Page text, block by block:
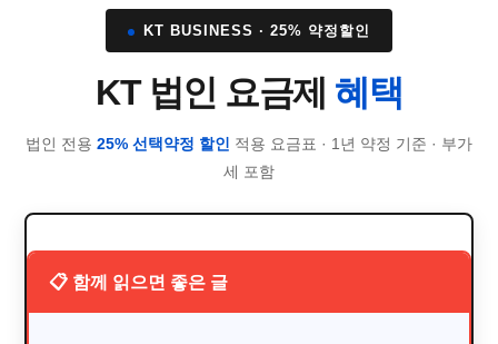
KT BUSINESS · 25% 약정할인
KT 법인 요금제 혜택
법인 전용 25% 선택약정 할인
적용 요금표 · 1년 약정 기준 · 부가
세 포함
📋 함께 읽으면 좋은 글